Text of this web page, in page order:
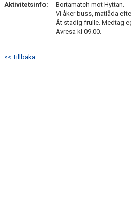
Aktivitetsinfo:
Bortamatch mot Hyttan.
Vi åker buss, matlåda
Ät stadig frulle. Medtag
Avresa kl 09.00.
<< Tillbaka